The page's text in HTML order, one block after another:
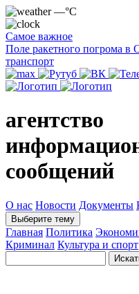
—°C
Самое важное
Поле ракетного погрома в
транспорт
агентство
сообщений
О нас Новости Документы
Выберите тему
Главная Политика
Криминал Культура и спорт